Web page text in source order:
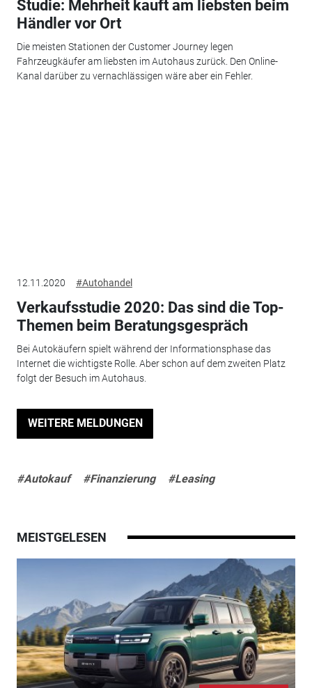
Studie: Mehrheit kauft am liebsten beim
Händler vor Ort
Die meisten Stationen der Customer Journey legen
Fahrzeugkäufer am liebsten im Autohaus zurück. Den Online-
Kanal darüber zu vernachlässigen wäre aber ein Fehler.
12.11.2020 #Autohandel
Verkaufsstudie 2020: Das sind die Top-
Themen beim Beratungsgespräch
Bei Autokäufern spielt während der Informationsphase das
Internet die wichtigste Rolle. Aber schon auf dem zweiten Platz
folgt der Besuch im Autohaus.
WEITERE MELDUNGEN
#Autokauf #Finanzierung #Leasing
MEISTGELESEN